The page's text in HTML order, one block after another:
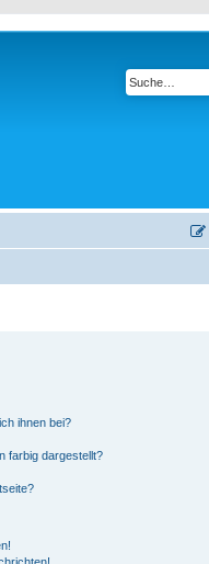
ihnen bei?
farbig dargestellt?